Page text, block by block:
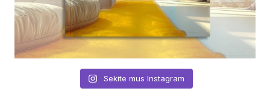
Sekite mus Instagram